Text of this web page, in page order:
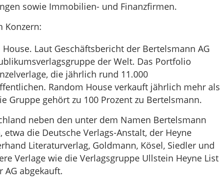
sowie Immobilien- und Finanzfirmen.
Konzern:
Laut Geschäftsbericht der Bertelsmann AG
der Welt. Das Portfolio
die jährlich rund 11.000
Random House verkauft jährlich mehr als
Gruppe gehört zu 100 Prozent zu Bertelsmann.
neben den unter dem Namen Bertelsmann
etwa die Deutsche Verlags-Anstalt, der Heyne
Literaturverlag, Goldmann, Kösel, Siedler und
Verlage wie die Verlagsgruppe Ullstein Heyne List
AG abgekauft.